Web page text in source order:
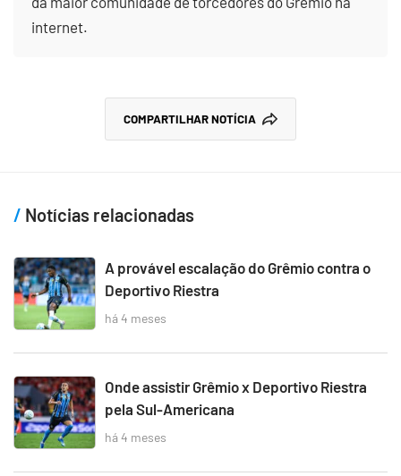
internet.
COMPARTILHAR NOTÍCIA
Notícias relacionadas
A provável escalação do Grêmio contra o
Deportivo Riestra
há 4 meses
Onde assistir Grêmio x Deportivo Riestra
pela Sul-Americana
há 4 meses